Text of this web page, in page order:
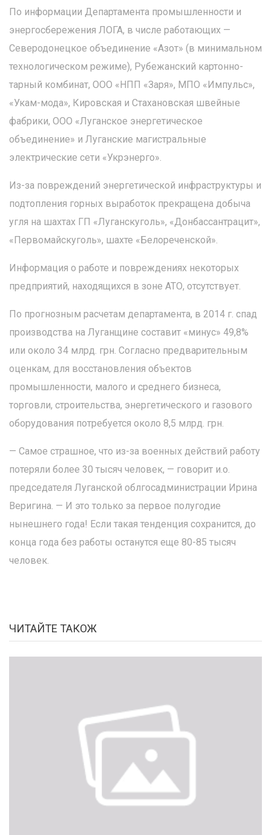
По информации Департамента промышленности и
энергосбережения ЛОГА, в числе работающих —
Северодонецкое объединение «Азот» (в минимальном
технологическом режиме), Рубежанский картонно-
тарный комбинат, ООО «НПП «Заря», МПО «Импульс»,
«Укам-мода», Кировская и Стахановская швейные
фабрики, ООО «Луганское энергетическое
объединение» и Луганские магистральные
электрические сети «Укрэнерго».
Из-за повреждений энергетической инфраструктуры и
подтопления горных выработок прекращена добыча
угля на шахтах ГП «Луганскуголь», «Донбассантрацит»,
«Первомайскуголь», шахте «Белореченской».
Информация о работе и повреждениях некоторых
предприятий, находящихся в зоне АТО, отсутствует.
По прогнозным расчетам департамента, в 2014 г. спад
производства на Луганщине составит «минус» 49,8%
или около 34 млрд. грн. Согласно предварительным
оценкам, для восстановления объектов
промышленности, малого и среднего бизнеса,
торговли, строительства, энергетического и газового
оборудования потребуется около 8,5 млрд. грн.
— Самое страшное, что из-за военных действий работу
потеряли более 30 тысяч человек, — говорит и.о.
председателя Луганской облгосадминистрации Ирина
Веригина. — И это только за первое полугодие
нынешнего года! Если такая тенденция сохранится, до
конца года без работы останутся еще 80-85 тысяч
человек.
ЧИТАЙТЕ ТАКОЖ